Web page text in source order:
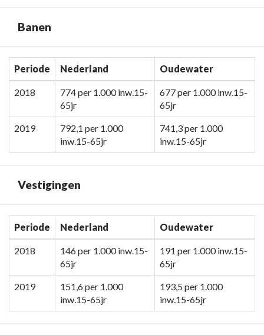
(lokaal/regionaal)
(nationaal/internationaal).
milieu
elektriciteit
Banen
Terug
naar
navigatie
Programma
milieu
Banen
Periode Nederland Oudewater
2018
774 per 1.000 inw.15-
65jr
677 per 1.000 inw.15-
65jr
2019
792,1 per 1.000
inw.15-65jr
741,3 per 1.000
inw.15-65jr
Vestigingen
Terug
navigatie
Programma
Periode Nederland Oudewater
2018
146 per 1.000 inw.15-
65jr
191 per 1.000 inw.15-
65jr
2019
151,6 per 1.000
inw.15-65jr
193,5 per 1.000
inw.15-65jr